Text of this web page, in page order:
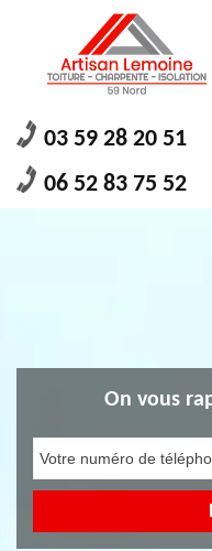
03 59 28 20 51
06 52 83 75 52
On vous